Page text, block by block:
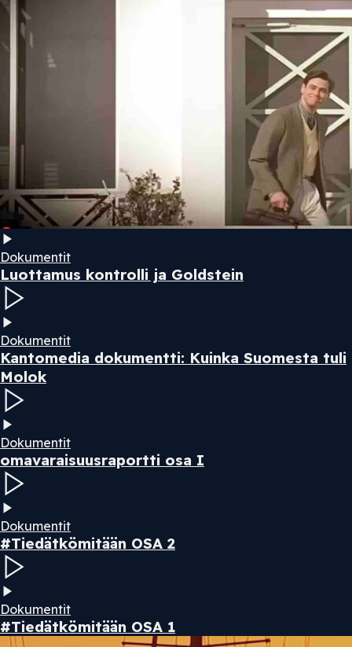
Dokumentit
Luottamus kontrolli ja Goldstein
Dokumentit
Kantomedia dokumentti: Kuinka Suomesta tuli
Molok
Dokumentit
omavaraisuusraportti osa I
Dokumentit
#Tiedätkömitään OSA 2
Dokumentit
#Tiedätkömitään OSA 1